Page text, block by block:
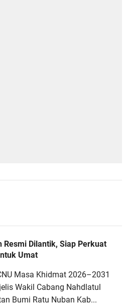
Resmi Dilantik, Siap Perkuat
Umat
Masa Khidmat 2026–2031
Wakil Cabang Nahdlatul
Bumi Ratu Nuban Kab...